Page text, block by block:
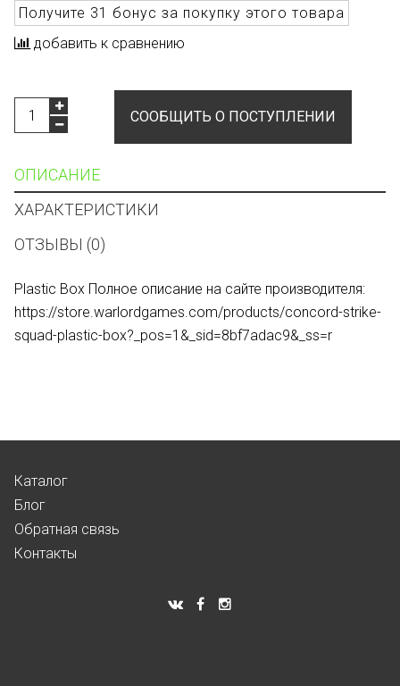
Получите 31 бонус за покупку этого товара
добавить к сравнению
СООБЩИТЬ О ПОСТУПЛЕНИИ
ОПИСАНИЕ
ХАРАКТЕРИСТИКИ
ОТЗЫВЫ (0)
Plastic Box Полное описание на сайте производителя:
https://store.warlordgames.com/products/concord-strike-
squad-plastic-box?_pos=1&_sid=8bf7adac9&_ss=r
Каталог
Блог
Обратная связь
Контакты